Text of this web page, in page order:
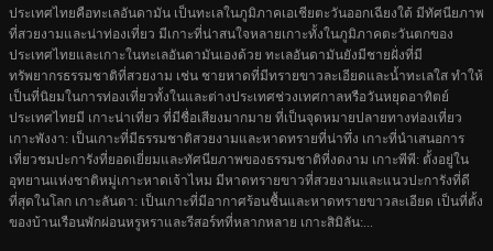
ประเทศไทยคือทะเลอันดามัน เป็นทะเลในภูมิภาคเอเชียตะวันออกเฉียงใต้ มีทัศนียภาพ
ที่สวยงามและน่าท่องเที่ยว มีเกาะที่น่าสนใจหลายเกาะทั้งในภูมิภาคตะวันตกของ
ประเทศไทยและเกาะในทะเลอันดามันเองด้วย ทะเลอันดามันยังมีชายฝั่งที่มี
ทรัพยากรธรรมชาติที่สวยงาม เช่น ชายหาดที่มีทรายขาวละเอียดและน้ำทะเลใส ทำให้
เป็นที่นิยมในการท่องเที่ยวทั้งในและต่างประเทศช่วงเทศกาลหรือวันหยุดอาทิตย์
ประเทศไทยมี เกาะน่าเที่ยว ที่มีชื่อเสียงมากมาย ที่เป็นจุดหมายปลายทางท่องเที่ยว
เกาะพังงา: เป็นเกาะที่มีธรรมชาติสวยงามและหาดทรายที่น่าทึ่ง เกาะที่นำเสนอการ
เที่ยวชมปะการังที่ยอดเยี่ยมและทัศนียภาพของธรรมชาติที่งดงาม เกาะพีพี: ตั้งอยู่ใน
อุทยานแห่งชาติหมู่เกาะหาดเจ้าไหม มีหาดทรายขาวที่สวยงามและแนวปะการังที่ดี
ที่สุดในโลก เกาะลันตา: เป็นเกาะที่มีอากาศร้อนชื้นและหาดทรายขาวละเอียด เป็นที่ตั้ง
ของบ้านเรือนพักผ่อนหรูหราและรีสอร์ทที่หลากหลาย เกาะสิมิลัน:...